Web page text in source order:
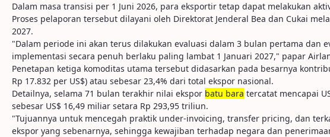
Dalam masa transisi per 1 Juni 2026, para eksportir tetap dapat melakukan
Proses pelaporan tersebut dilayani oleh Direktorat Jenderal Bea dan Cukai
2027.
"Dalam periode ini akan terus dilakukan evaluasi dalam 3 bulan pertama
implementasi secara penuh berlaku paling lambat 1 Januari 2027," papar
Penetapan ketiga komoditas utama tersebut didasarkan pada besarnya
Rp 17.832 per US$) atau sebesar 23,4% dari total ekspor nasional.
Detailnya, selama 71 bulan terakhir nilai ekspor batu bara tercatat mencapai
sebesar US$ 16,49 miliar setara Rp 293,95 triliun.
"Tujuannya untuk mencegah praktik under-invoicing, transfer pricing, dan
ekspor yang sebenarnya, sehingga kewajiban terhadap negara dan